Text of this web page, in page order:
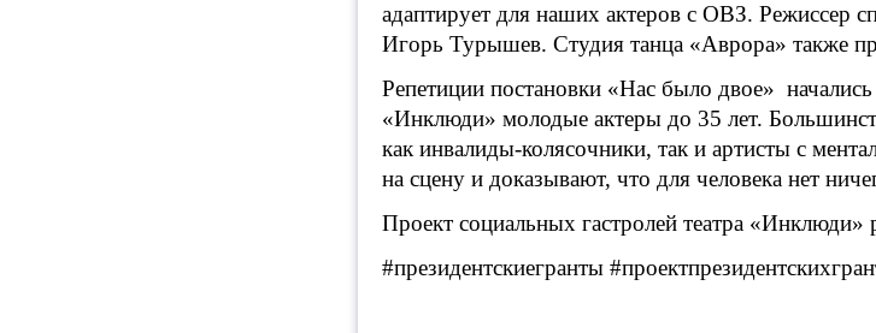
адаптирует для наших актеров с ОВЗ. Режиссер
Игорь Турышев. Студия танца «Аврора» также
Репетиции постановки «Нас было двое»
«Инклюди» молодые актеры до 35 лет.
как инвалиды-колясочники, так и артисты с
на сцену и доказывают, что для человека нет
Проект социальных гастролей театра «Инклюди»
#президентскиегранты